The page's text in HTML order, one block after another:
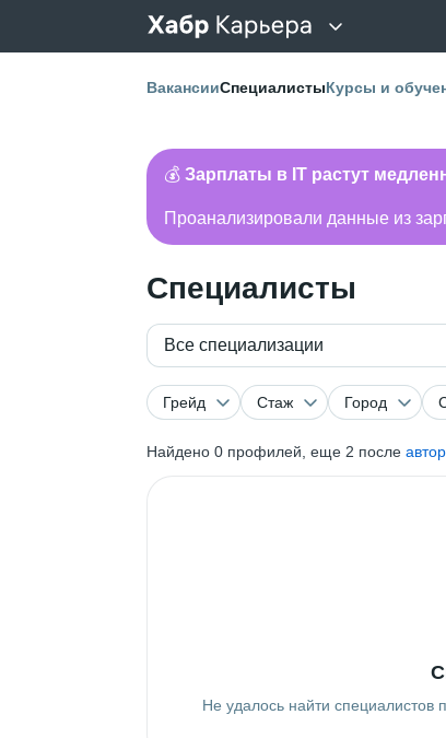
ВакансииСпециалистыКурсы и
💰 Зарплаты в IT растут
Проанализировали данные из
Специалисты
Все специализации
Грейд Стаж Город
Найдено 0 профилей, еще 2 после
Не удалось найти специалистов